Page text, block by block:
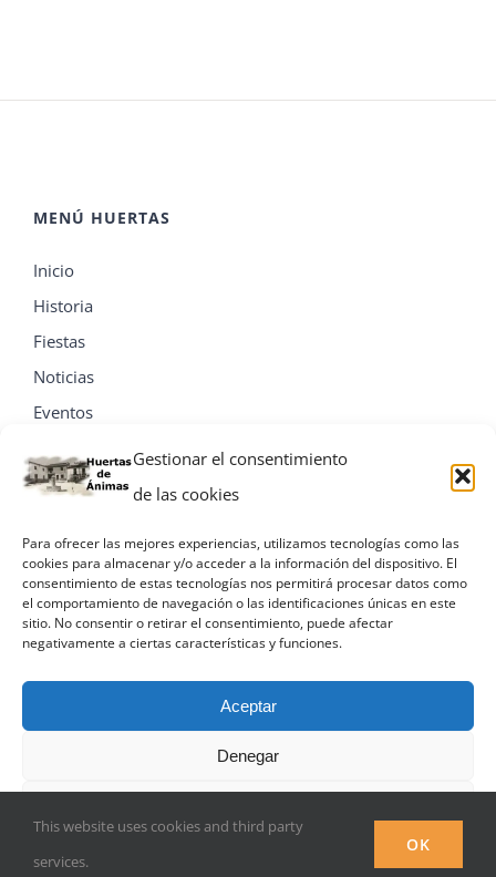
Gestionar el consentimiento
de las cookies
Para ofrecer las mejores experiencias, utilizamos tecnologías como las
cookies para almacenar y/o acceder a la información del dispositivo. El
consentimiento de estas tecnologías nos permitirá procesar datos como
el comportamiento de navegación o las identificaciones únicas en este
sitio. No consentir o retirar el consentimiento, puede afectar
negativamente a ciertas características y funciones.
Aceptar
Denegar
MENÚ HUERTAS
Inicio
Historia
Fiestas
Noticias
Eventos
Facebook
This website uses cookies and third party
services.
OK